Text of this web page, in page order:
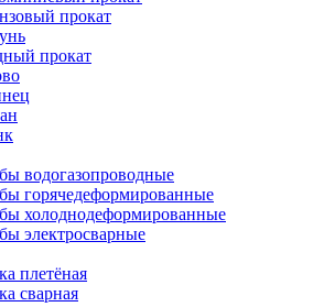
прокат
прокат
водогазопроводные
горячедеформированные
холоднодеформированные
электросварные
плетёная
сварная